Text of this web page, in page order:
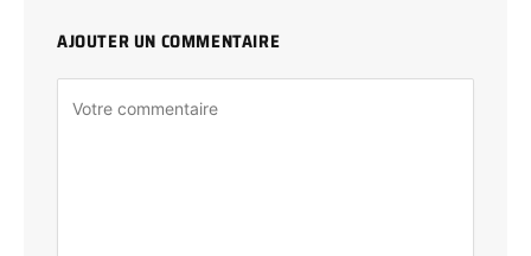
AJOUTER UN COMMENTAIRE